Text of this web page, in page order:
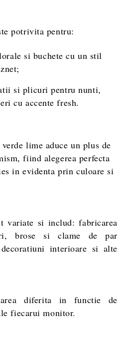
potrivita pentru:
si buchete cu un stil
si plicuri pentru nunti,
cu accente fresh.
lime aduce un plus de
fiind alegerea perfecta
in evidenta prin culoare si
variate si includ: fabricarea
brose si clame de par
interioare si alte
diferita in functie de
fiecarui monitor.